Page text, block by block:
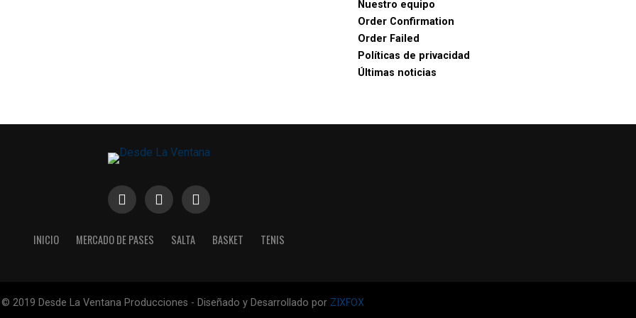
Nuestro equipo
Order Confirmation
Order Failed
Políticas de privacidad
Últimas noticias
INICIO MERCADO DE PASES SALTA BASKET TENIS
2019 Desde La Ventana Producciones - Diseñado y Desarrollado por ZIXFOX